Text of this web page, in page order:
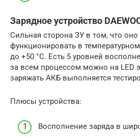
Зарядное устройство
Сильная сторона ЗУ в том, что
функционировать в
до +50 °C. Есть 5 уровней
за всем процессом можно на LED
заряжать АКБ выполняется
Плюсы устройства:
Восполнение заряда в